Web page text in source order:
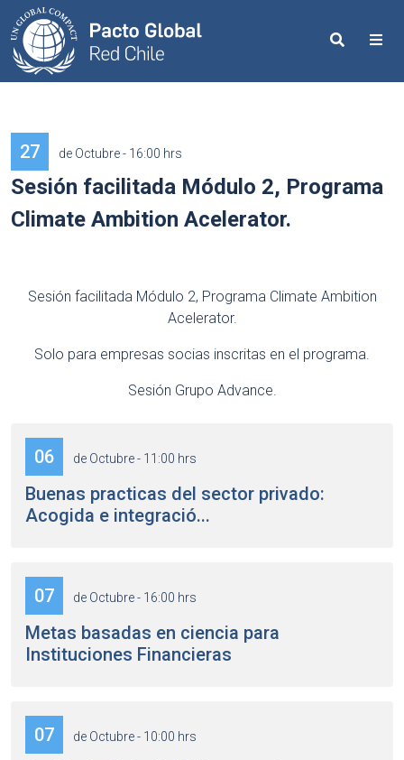
Search
27 de Octubre - 16:00 hrs
Sesión facilitada Módulo 2, Programa
Climate Ambition Acelerator.
Sesión facilitada Módulo 2, Programa Climate Ambition
Acelerator.
Solo para empresas socias inscritas en el programa.
Sesión Grupo Advance.
06 de Octubre - 11:00 hrs
Buenas practicas del sector privado:
Acogida e integració...
07 de Octubre - 16:00 hrs
Metas basadas en ciencia para
Instituciones Financieras
07 de Octubre - 10:00 hrs